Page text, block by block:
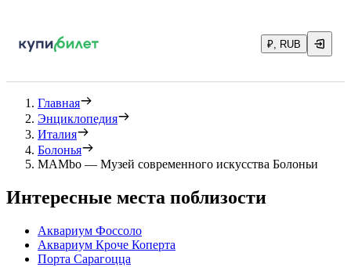
₽, RUB
Главная
Энциклопедия
Италия
Болонья
MAMbo — Музей современного искусства Болоньи
Интересные места поблизости
Аквариум Фоссоло
Аквариум Кроче Коперта
Порта Сарагоцца